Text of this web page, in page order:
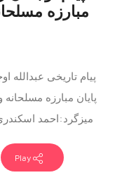
مبارزه
پیام تاریخی عبدالله
پایان مبارزه
میزگرد:احمد